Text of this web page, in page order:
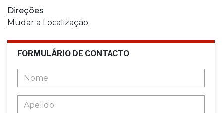
Direções
Mudar a Localização
FORMULÁRIO DE CONTACTO